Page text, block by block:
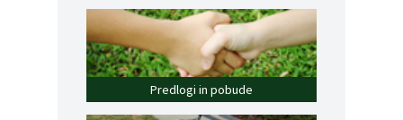
Predlogi in pobude